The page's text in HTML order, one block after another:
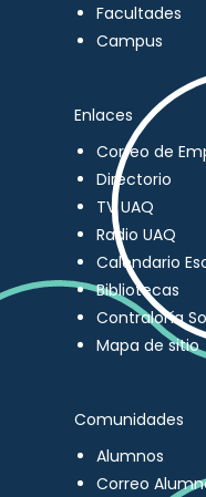
Facultades
Campus
Enlaces
Correo de
Directorio
TV UAQ
Radio UAQ
Calendario
Bibliotecas
Contraloría
Mapa de sitio
Comunidades
Alumnos
Correo